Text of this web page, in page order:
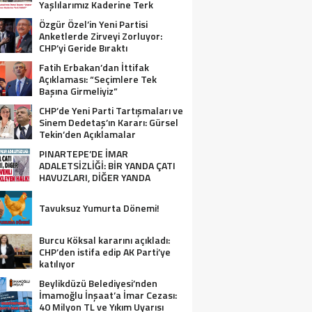
Yaşlılarımız Kaderine Terk
Edildi!”
Özgür Özel’in Yeni Partisi
Anketlerde Zirveyi Zorluyor:
CHP’yi Geride Bıraktı
Fatih Erbakan’dan İttifak
Açıklaması: “Seçimlere Tek
Başına Girmeliyiz”
CHP’de Yeni Parti Tartışmaları ve
Sinem Dedetaş’ın Kararı: Gürsel
Tekin’den Açıklamalar
PINARTEPE’DE İMAR
ADALETSİZLİĞİ: BİR YANDA ÇATI
HAVUZLARI, DİĞER YANDA
Tavuksuz Yumurta Dönemi!
Burcu Köksal kararını açıkladı:
CHP’den istifa edip AK Parti’ye
katılıyor
Beylikdüzü Belediyesi’nden
İmamoğlu İnşaat’a İmar Cezası:
40 Milyon TL ve Yıkım Uyarısı